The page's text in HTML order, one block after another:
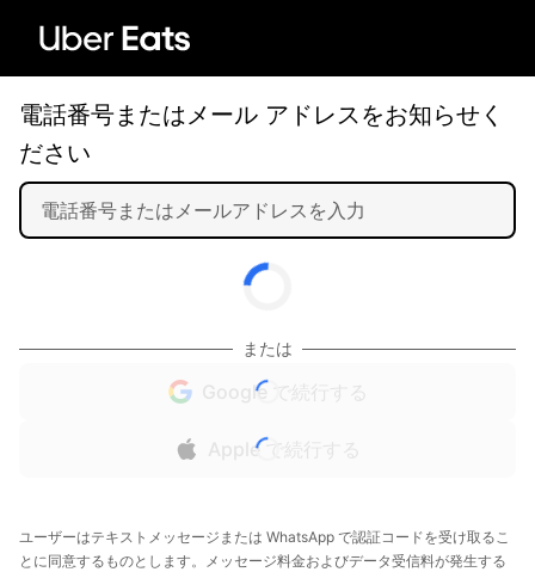
電話番号またはメール アドレスをお知らせく
ださい
または
Google で続行する
Apple で続行する
ユーザーはテキストメッセージまたは WhatsApp で認証コードを受け取るこ
とに同意するものとします。メッセージ料金およびデータ受信料が発生する